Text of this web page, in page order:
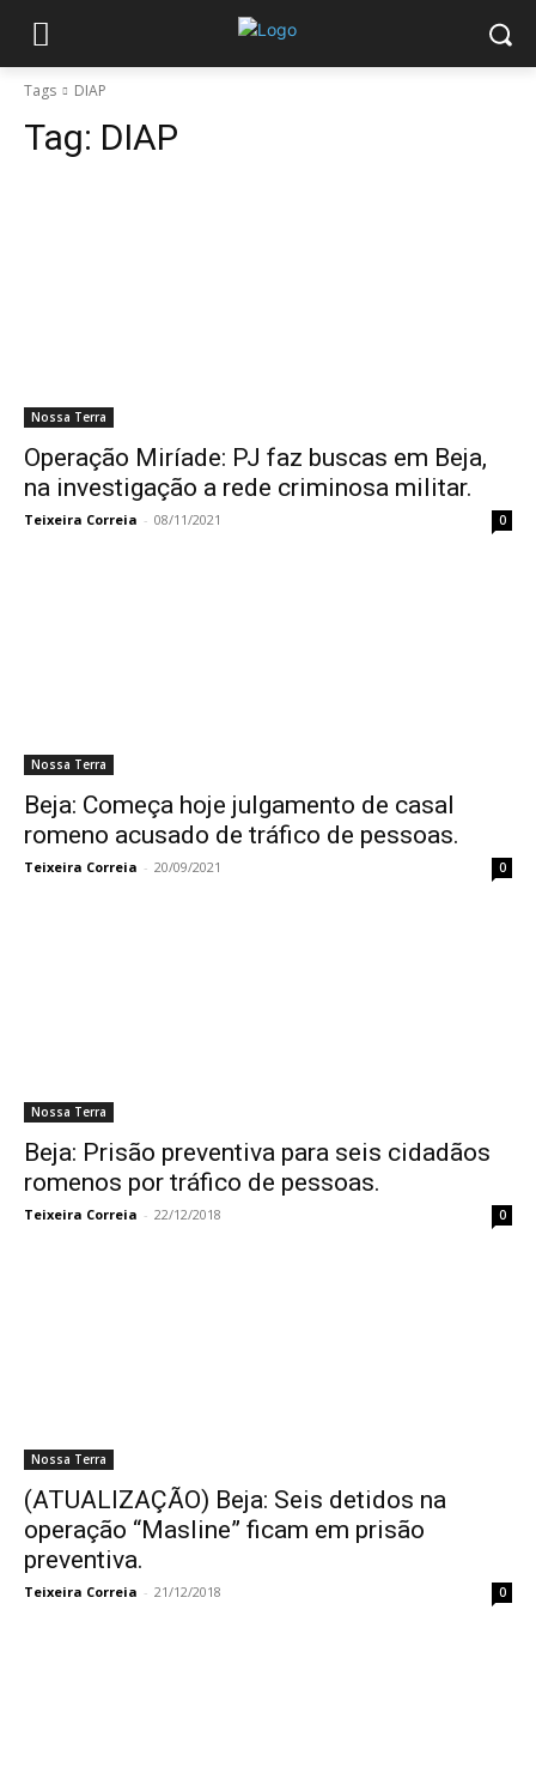
Tags DIAP
Tag: DIAP
Nossa Terra
Operação Miríade: PJ faz buscas em Beja,
na investigação a rede criminosa militar.
Teixeira Correia - 08/11/2021 0
Nossa Terra
Beja: Começa hoje julgamento de casal
romeno acusado de tráfico de pessoas.
Teixeira Correia - 20/09/2021 0
Nossa Terra
Beja: Prisão preventiva para seis cidadãos
romenos por tráfico de pessoas.
Teixeira Correia - 22/12/2018 0
Nossa Terra
(ATUALIZAÇÃO) Beja: Seis detidos na
operação “Masline” ficam em prisão
preventiva.
Teixeira Correia - 21/12/2018 0